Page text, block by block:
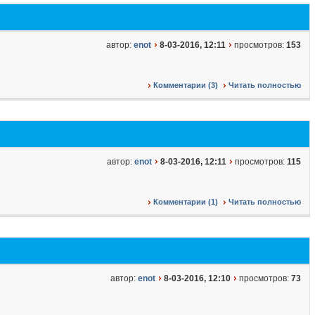
автор: enot 8-03-2016, 12:11 просмотров: 153
Комментарии (3) Читать полностью
автор: enot 8-03-2016, 12:11 просмотров: 115
Комментарии (1) Читать полностью
автор: enot 8-03-2016, 12:10 просмотров: 73